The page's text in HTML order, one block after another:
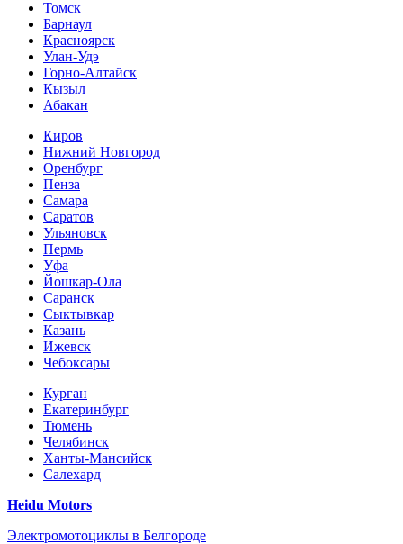
Томск
Барнаул
Красноярск
Улан-Удэ
Горно-Алтайск
Кызыл
Абакан
Киров
Нижний Новгород
Оренбург
Пенза
Самара
Саратов
Ульяновск
Пермь
Уфа
Йошкар-Ола
Саранск
Сыктывкар
Казань
Ижевск
Чебоксары
Курган
Екатеринбург
Тюмень
Челябинск
Ханты-Мансийск
Салехард
Heidu Motors
Электромотоциклы в Белгороде